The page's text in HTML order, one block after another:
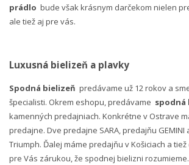
prádlo bude však krásnym darčekom nielen
ale tiež aj pre vás.
Luxusná bielizeň a plavky
Spodná bielizeň predávame už 12 rokov a
špecialisti. Okrem eshopu, predávame spodná
kamenných predajniach. Konkrétne v Ostrave
predajne. Dve predajne SARA, predajňu
Triumph. Ďalej máme predajňu v Košiciach a tiež
pre Vás zárukou, že spodnej bielizni